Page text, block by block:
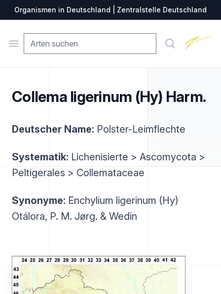
Organismen in Deutschland | Zentralstelle Deutschland
Open menu Suche
Collema ligerinum (Hy) Harm.
Deutscher Name: Polster-Leimflechte
Systematik: Lichenisierte > Ascomycota >
Peltigerales > Collemataceae
Synonyme: Enchylium ligerinum (Hy)
Otálora, P. M. Jørg. & Wedin